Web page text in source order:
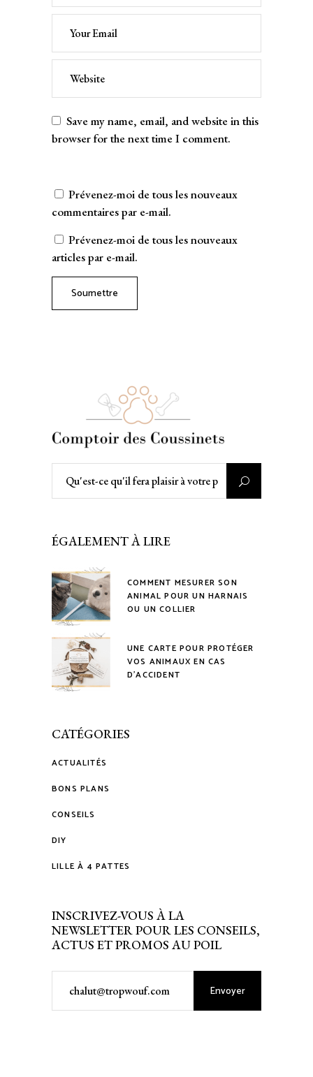
Save my name, email, and website in this
browser for the next time I comment.
Prévenez-moi de tous les nouveaux
commentaires par e-mail.
Prévenez-moi de tous les nouveaux
articles par e-mail.
Soumettre
ÉGALEMENT À LIRE
COMMENT MESURER SON
ANIMAL POUR UN HARNAIS
OU UN COLLIER
UNE CARTE POUR PROTÉGER
VOS ANIMAUX EN CAS
D’ACCIDENT
CATÉGORIES
ACTUALITÉS
BONS PLANS
CONSEILS
DIY
LILLE À 4 PATTES
INSCRIVEZ-VOUS À LA
NEWSLETTER POUR LES CONSEILS,
ACTUS ET PROMOS AU POIL
Envoyer